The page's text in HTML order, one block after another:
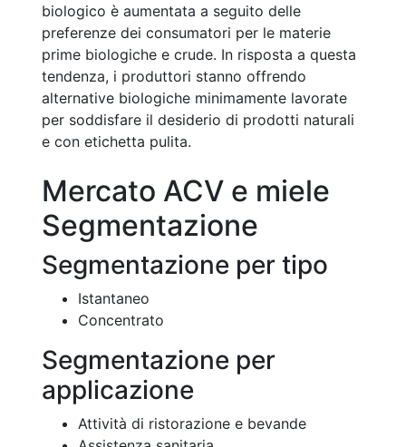
biologico è aumentata a seguito delle
preferenze dei consumatori per le materie
prime biologiche e crude. In risposta a questa
tendenza, i produttori stanno offrendo
alternative biologiche minimamente lavorate
per soddisfare il desiderio di prodotti naturali
e con etichetta pulita.
Mercato ACV e miele
Segmentazione
Segmentazione per tipo
Istantaneo
Concentrato
Segmentazione per
applicazione
Attività di ristorazione e bevande